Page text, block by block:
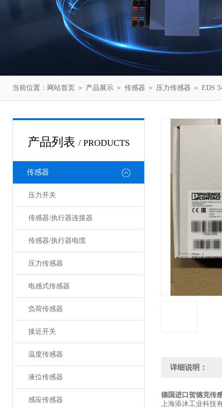
当前位置： 网站首页 ＞ 产品展示 ＞ 传感器 ＞ 压力传感器 ＞ EDS
产品列表 / PRODUCTS
传感器
压力开关
传感器/执行器连接器
传感器/执行器电缆
压力传感器
电感式传感器
负荷传感器
接近开关
温度传感器
液位传感器
感应传感器
详细说明：
德国进口贺德克传
上海添沐工业科技